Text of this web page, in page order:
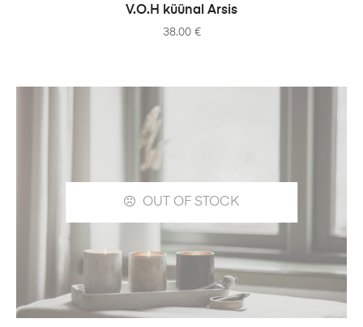
ADD TO CART
V.O.H küünal Arsis
38.00 €
OUT OF STOCK